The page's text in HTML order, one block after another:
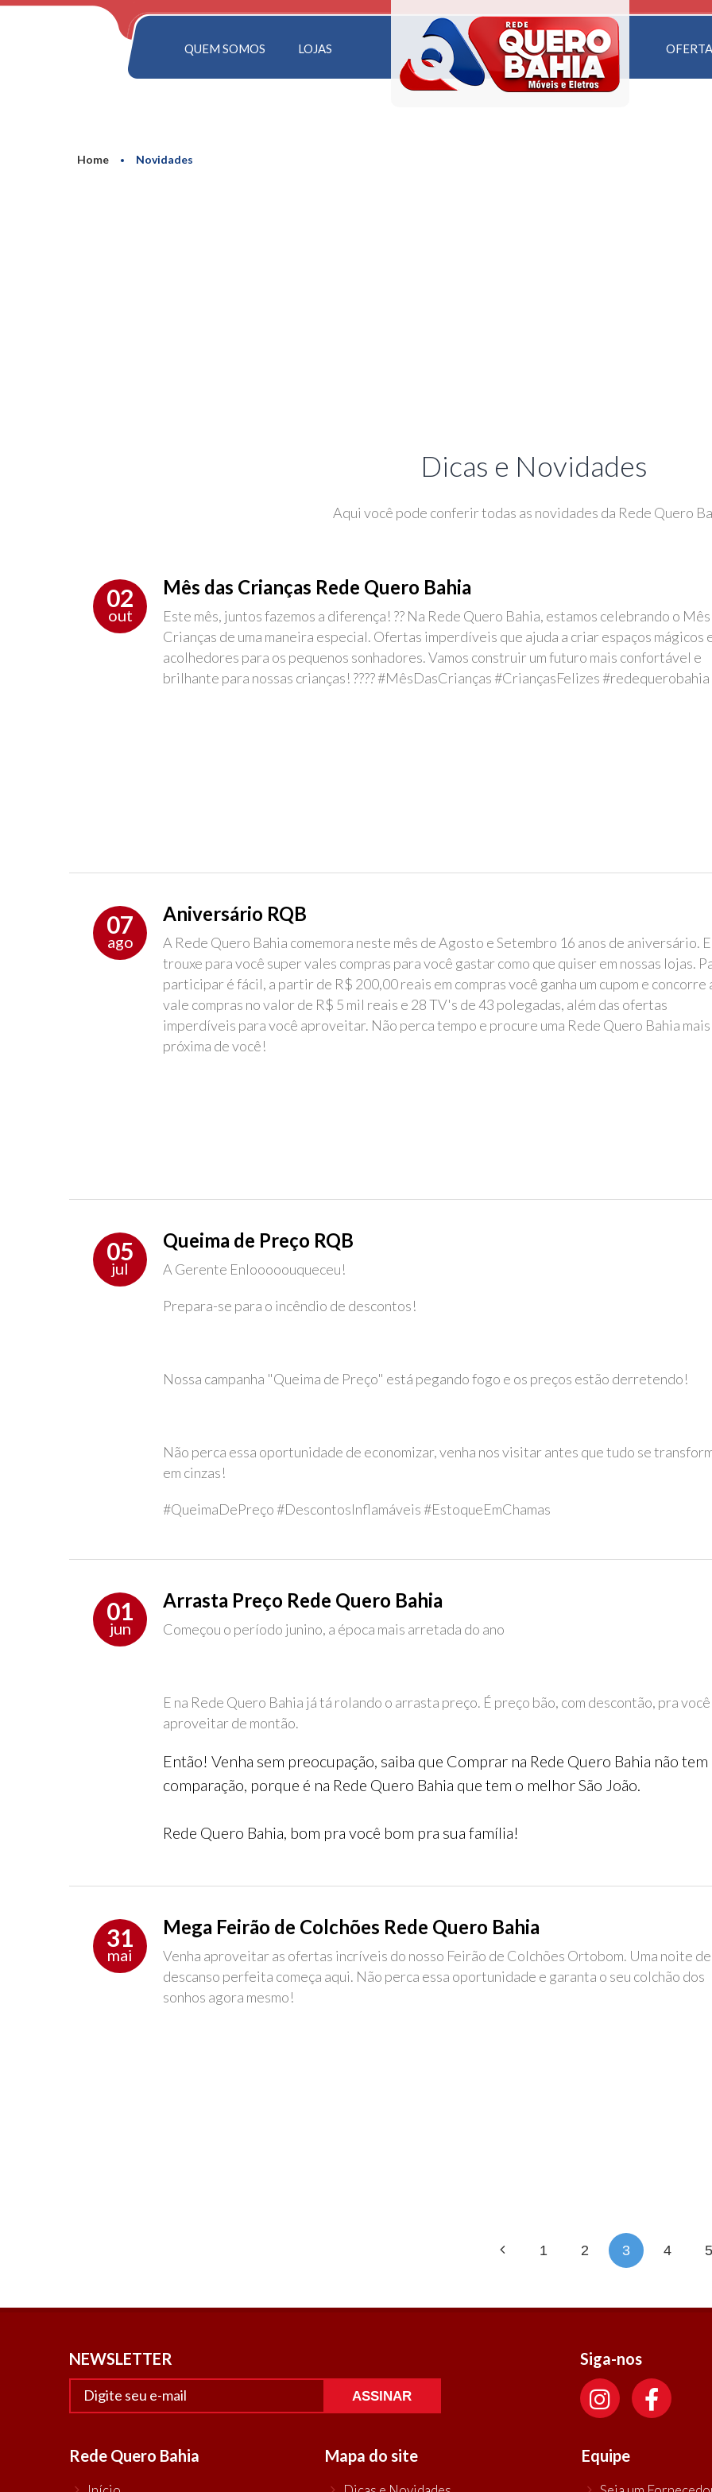
QUEM SOMOS LOJAS
Home Novidades
Dicas e Novidades
Aqui você pode conferir todas as novidades da Rede Quero
02
out
Mês das Crianças Rede Quero Bahia
Este mês, juntos fazemos a diferença! ?? Na Rede Quero Bahia, estamos celebrando o
Crianças de uma maneira especial. Ofertas imperdíveis que ajuda a criar espaços mágicos
acolhedores para os pequenos sonhadores. Vamos construir um futuro mais confortável e
brilhante para nossas crianças! ???? #MêsDasCrianças #CriançasFelizes
07
ago
Aniversário RQB
A Rede Quero Bahia comemora neste mês de Agosto e Setembro 16 anos de aniversário. E
trouxe para você super vales compras para você gastar como que quiser em nossas lojas.
participar é fácil, a partir de R$ 200,00 reais em compras você ganha um cupom e concorre
vale compras no valor de R$ 5 mil reais e 28 TV's de 43 polegadas, além das ofertas
imperdíveis para você aproveitar. Não perca tempo e procure uma Rede Quero Bahia mais
próxima de você!
05
jul
Queima de Preço RQB
A Gerente Enlooooouqueceu!
Prepara-se para o incêndio de descontos!
Nossa campanha "Queima de Preço" está pegando fogo e os preços estão derretendo!
Não perca essa oportunidade de economizar, venha nos visitar antes que tudo se
em cinzas!
#QueimaDePreço #DescontosInflamáveis #EstoqueEmChamas
01
jun
Arrasta Preço Rede Quero Bahia
Começou o período junino, a época mais arretada do ano
E na Rede Quero Bahia já tá rolando o arrasta preço. É preço bão, com descontão, pra você
aproveitar de montão.
Então! Venha sem preocupação, saiba que Comprar na Rede Quero Bahia não tem
comparação, porque é na Rede Quero Bahia que tem o melhor São João.
Rede Quero Bahia, bom pra você bom pra sua família!
31
mai
Mega Feirão de Colchões Rede Quero Bahia
Venha aproveitar as ofertas incríveis do nosso Feirão de Colchões Ortobom. Uma noite de
descanso perfeita começa aqui. Não perca essa oportunidade e garanta o seu colchão dos
sonhos agora mesmo!
1 2 3 4 5
NEWSLETTER
ASSINAR
Siga-nos
Rede Quero Bahia Mapa do site Equipe